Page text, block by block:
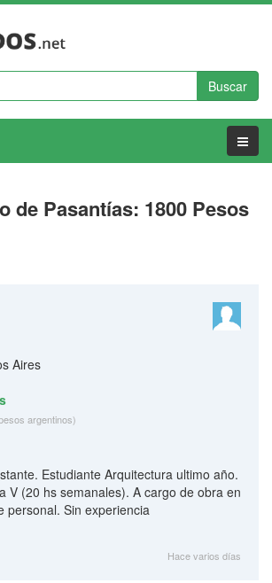
Buscar
Menu
de Pasantías: 1800 Pesos
Aires
argentinos)
Estudiante Arquitectura ultimo año.
V (20 hs semanales). A cargo de obra en
personal. Sin experiencia
Hace varios días